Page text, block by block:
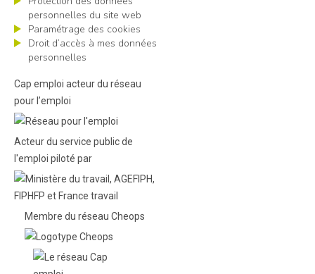
personnelles du site web
Paramétrage des cookies
Droit d’accès à mes données
personnelles
Cap emploi acteur du réseau
pour l’emploi
Acteur du service public de
l'emploi piloté par
Membre du réseau Cheops